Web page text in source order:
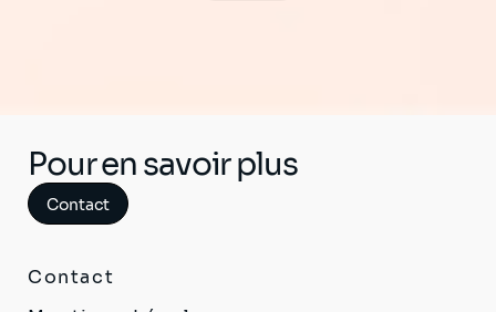
Pour en savoir plus
Contact
Contact